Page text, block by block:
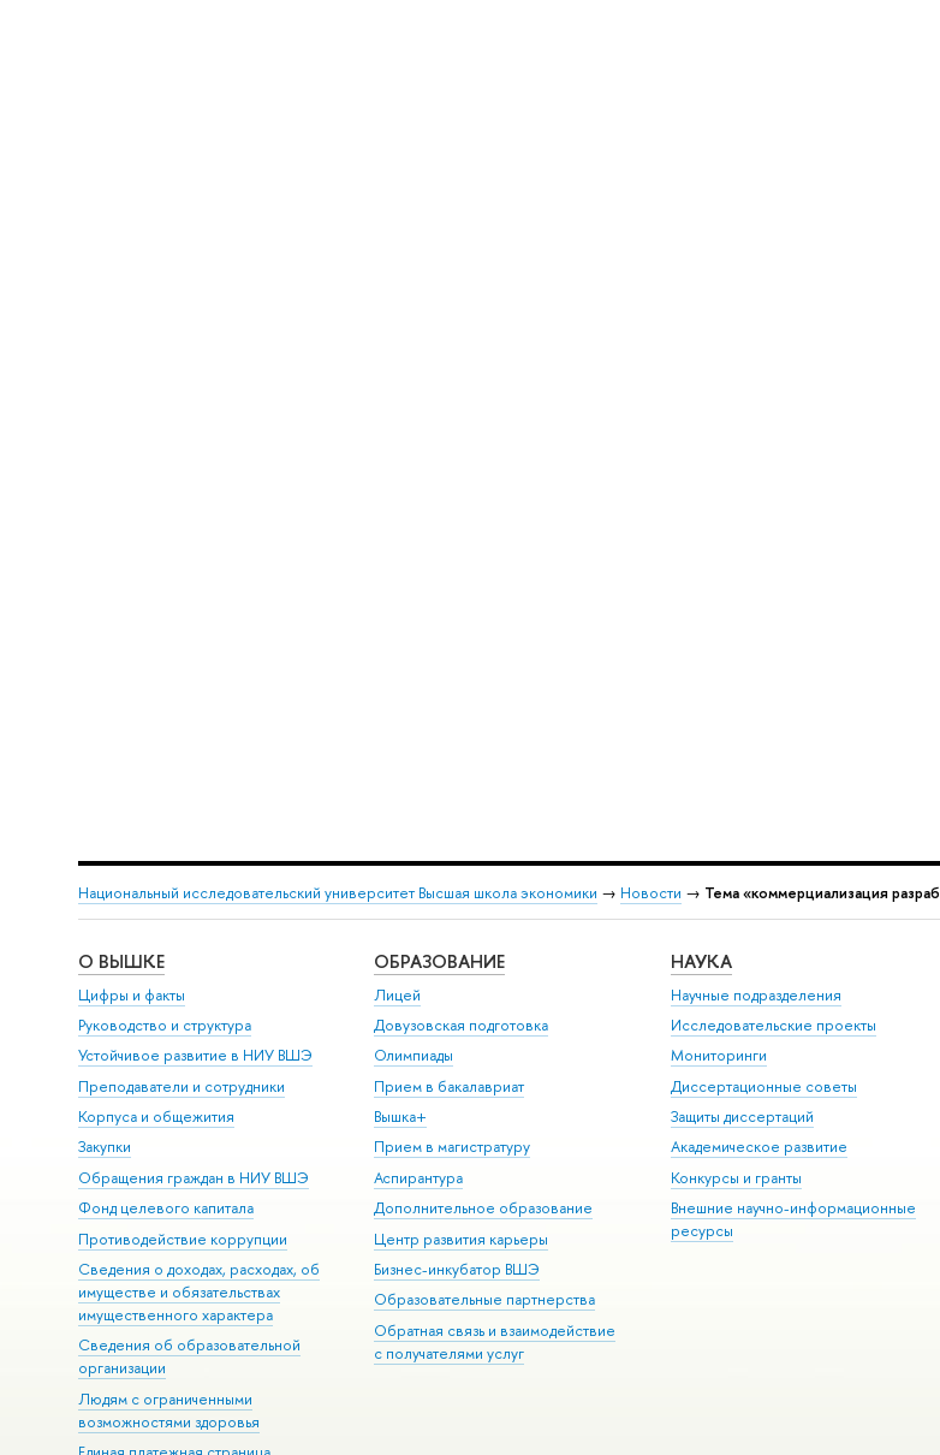
Национальный исследовательский университет Высшая школа экономики → Новости → Тема «коммерциализация
О ВЫШКЕ
Цифры и факты
Руководство и структура
Устойчивое развитие в НИУ ВШЭ
Преподаватели и сотрудники
Корпуса и общежития
Закупки
Обращения граждан в НИУ ВШЭ
Фонд целевого капитала
Противодействие коррупции
Сведения о доходах, расходах, об
имуществе и обязательствах
имущественного характера
Сведения об образовательной
организации
Людям с ограниченными
возможностями здоровья
ОБРАЗОВАНИЕ
Лицей
Довузовская подготовка
Олимпиады
Прием в бакалавриат
Вышка+
Прием в магистратуру
Аспирантура
Дополнительное образование
Центр развития карьеры
Бизнес-инкубатор ВШЭ
Образовательные партнерства
Обратная связь и взаимодействие
с получателями услуг
НАУКА
Научные подразделения
Исследовательские проекты
Мониторинги
Диссертационные советы
Защиты диссертаций
Академическое развитие
Конкурсы и гранты
Внешние научно-информационные
ресурсы